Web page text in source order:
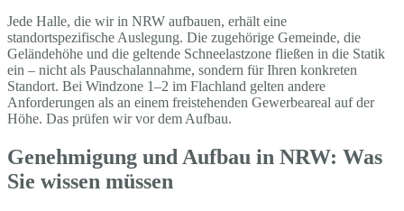
Jede Halle, die wir in NRW aufbauen, erhält eine
standortspezifische Auslegung. Die zugehörige Gemeinde, die
Geländehöhe und die geltende Schneelastzone fließen in die Statik
ein – nicht als Pauschalannahme, sondern für Ihren konkreten
Standort. Bei Windzone 1–2 im Flachland gelten andere
Anforderungen als an einem freistehenden Gewerbeareal auf der
Höhe. Das prüfen wir vor dem Aufbau.
Genehmigung und Aufbau in NRW: Was
Sie wissen müssen